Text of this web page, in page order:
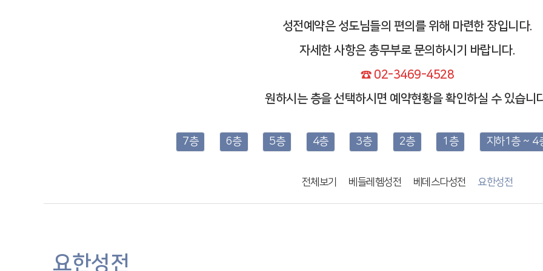
성전예약은 성도님들의 편의를 위해 마련한 장입니다.
자세한 사항은 총무부로 문의하시기 바랍니다.
☎ 02-3469-4528
원하시는 층을 선택하시면 예약현황을 확인하실 수 있습니
7층 6층 5층 4층 3층 2층 1층 지하1층 ~ 4
전체보기 베들레헴성전 베데스다성전 요한성전
요한성전